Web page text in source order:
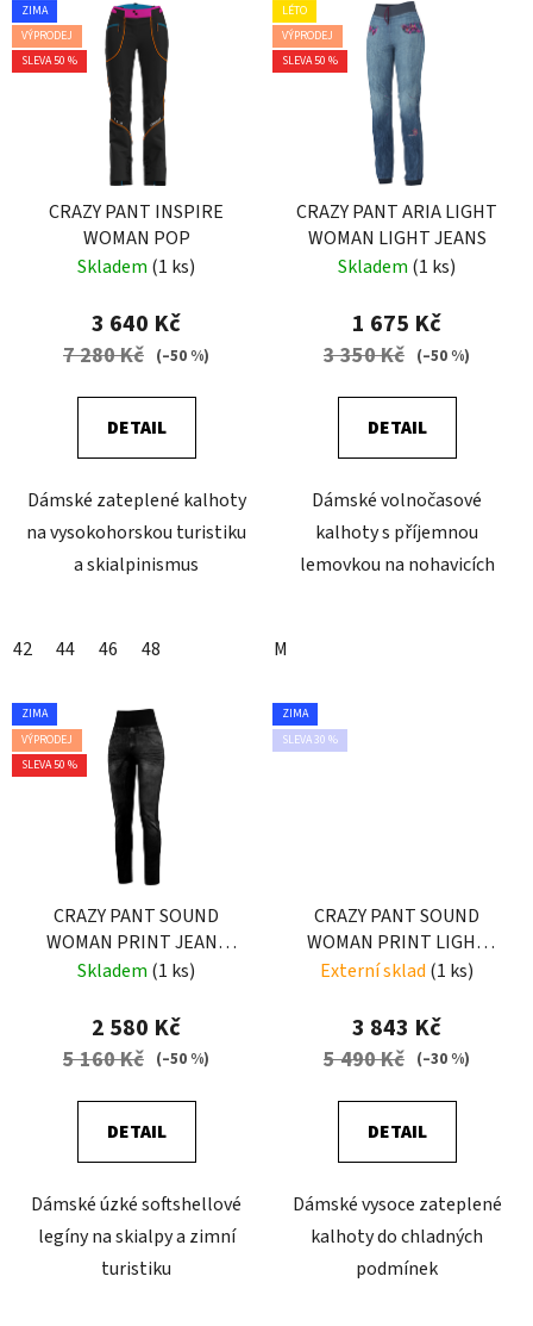
ZIMA
VÝPRODEJ
SLEVA 50 %
CRAZY PANT INSPIRE
WOMAN POP
Skladem (1 ks)
3 640 Kč
7 280 Kč (–50 %)
DETAIL
Dámské zateplené kalhoty
na vysokohorskou turistiku
a skialpinismus
42 44 46 48
LÉTO
VÝPRODEJ
SLEVA 50 %
CRAZY PANT ARIA LIGHT
WOMAN LIGHT JEANS
Skladem (1 ks)
1 675 Kč
3 350 Kč (–50 %)
DETAIL
Dámské volnočasové
kalhoty s příjemnou
lemovkou na nohavicích
M
ZIMA
VÝPRODEJ
SLEVA 50 %
CRAZY PANT SOUND
WOMAN PRINT JEANS
BLACK
Skladem (1 ks)
2 580 Kč
5 160 Kč (–50 %)
DETAIL
Dámské úzké softshellové
legíny na skialpy a zimní
turistiku
ZIMA
SLEVA 30 %
CRAZY PANT SOUND
WOMAN PRINT LIGHT
JEANS
Externí sklad (1 ks)
3 843 Kč
5 490 Kč (–30 %)
DETAIL
Dámské vysoce zateplené
kalhoty do chladných
podmínek